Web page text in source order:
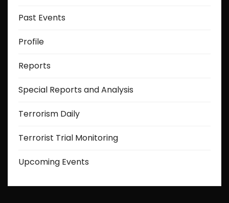
Past Events
Profile
Reports
Special Reports and Analysis
Terrorism Daily
Terrorist Trial Monitoring
Upcoming Events